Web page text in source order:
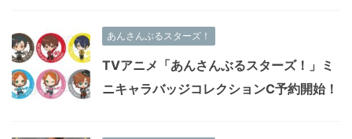
あんさんぶるスターズ！
TVアニメ「あんさんぶるスターズ！」ミ
ニキャラバッジコレクションC予約開始！